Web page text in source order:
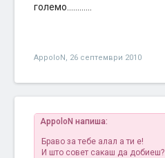
големо............
AppoloN, 26 септември 2010
AppoloN напиша:
Браво за тебе алал а ти е!
И што совет сакаш да добиеш?